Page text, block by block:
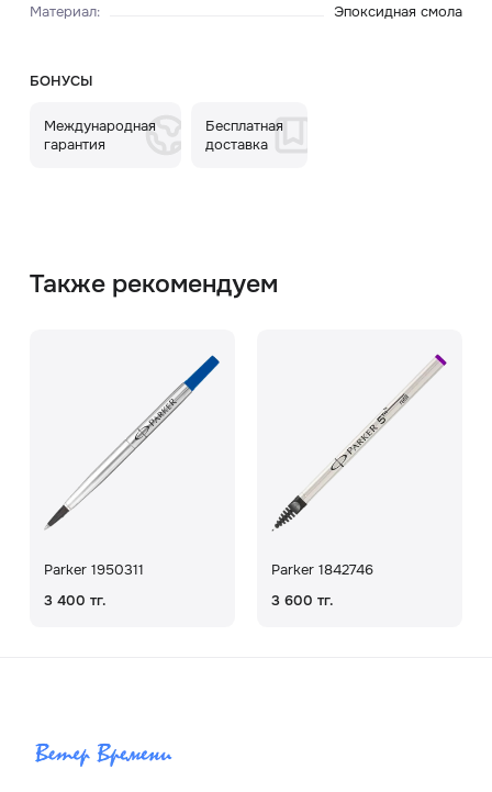
Материал: Эпоксидная смола
БОНУСЫ
Международная
гарантия
Бесплатная
доставка
Также рекомендуем
Parker 1950311
3 400 тг.
Parker 1842746
3 600 тг.